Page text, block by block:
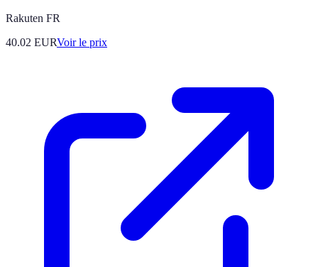
Rakuten FR
40.02 EURVoir le prix